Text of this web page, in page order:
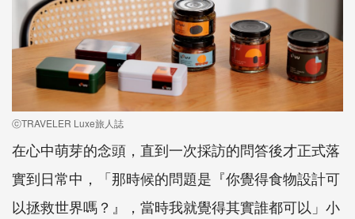
ⓒTRAVELER Luxe旅人誌
在心中萌芽的念頭，直到一次採訪的問答後才正式落
實到日常中，「那時候的問題是『你覺得食物設計可
以拯救世界嗎？』，當時我就覺得其實誰都可以」小